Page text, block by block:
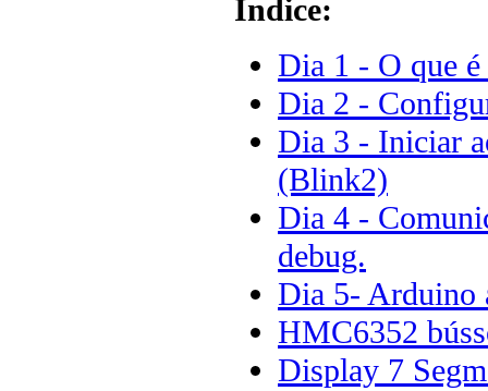
Índice:
Dia 1 - O que
Dia 2 -
Dia 3 - Iniciar
(Blink2)
Dia 4 -
debug.
Dia 5- Arduino
HMC6352
Display 7